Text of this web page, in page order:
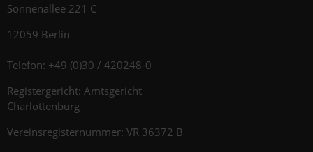
Sonnenallee 221 C
12059 Berlin
Telefon: +49 (0)30 / 420248-0
Registergericht: Amtsgericht
Charlottenburg
Vereinsregisternummer: VR 36372 B